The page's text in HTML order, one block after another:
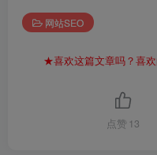
网站SEO
★喜欢这篇文章吗？喜
点赞 13